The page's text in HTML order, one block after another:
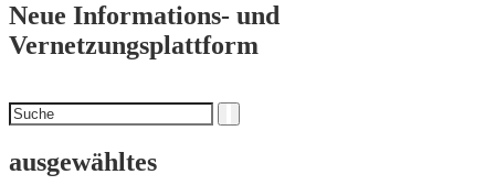
Neue Informations- und
Vernetzungsplattform
Suchen
nach
ausgewähltes